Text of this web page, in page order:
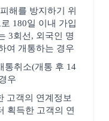
해를 방지하기 위
180일 이내 가입
3회선, 외국인 명
여 개통하는 경우
통취소(개통 후 14
우
고객의 연계정보
획득한 고객의 연